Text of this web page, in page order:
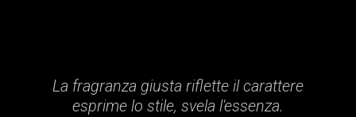
La fragranza giusta riflette il carattere
esprime lo stile, svela l'essenza.